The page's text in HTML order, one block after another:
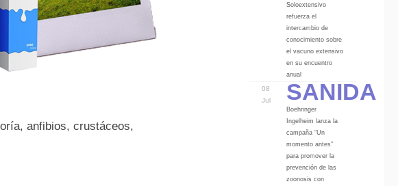
anfibios, crustáceos,
Soloextensivo
refuerza el
intercambio de
conocimiento sobre
el vacuno extensivo
en su encuentro
anual
08
Jul
Sanidad
Boehringer
Ingelheim lanza la
campaña “Un
momento antes”
para promover la
prevención de las
zoonosis con